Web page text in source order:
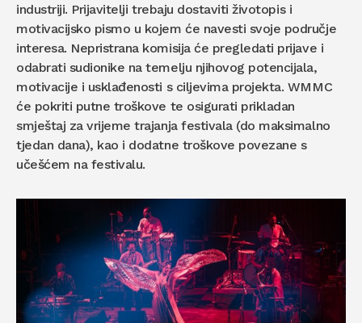
industriji. Prijavitelji trebaju dostaviti životopis i
motivacijsko pismo u kojem će navesti svoje područje
interesa. Nepristrana komisija će pregledati prijave i
odabrati sudionike na temelju njihovog potencijala,
motivacije i usklađenosti s ciljevima projekta. WMMC
će pokriti putne troškove te osigurati prikladan
smještaj za vrijeme trajanja festivala (do maksimalno
tjedan dana), kao i dodatne troškove povezane s
učešćem na festivalu.